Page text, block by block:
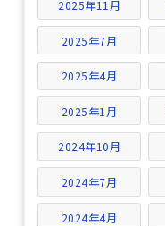
2025年11月
2025年7月
2025年4月
2025年1月
2024年10月
2024年7月
2024年4月